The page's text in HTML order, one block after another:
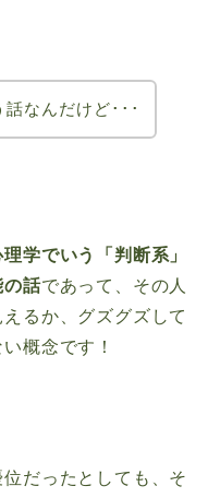
なんだけど･･･
学でいう「判断系」
の話であって、その人
るか、グズグズして
概念です！
だったとしても、そ